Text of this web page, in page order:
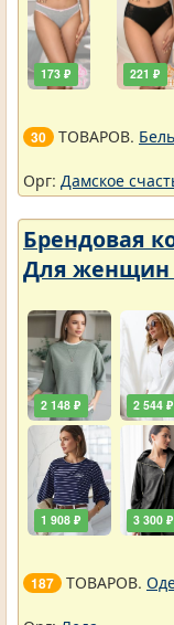
173 ₽ 221 ₽
30 ТОВАРОВ.
Орг: Дамское
Брендовая
Для
2 148 ₽
1 908 ₽
2 544 ₽
3 300 ₽
187 ТОВАРОВ.